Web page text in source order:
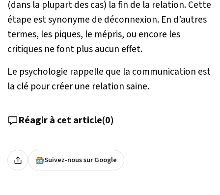
(dans la plupart des cas) la fin de la relation. Cette
étape est synonyme de déconnexion. En d’autres
termes, les piques, le mépris, ou encore les
critiques ne font plus aucun effet.
Le psychologie rappelle que la communication est
la clé pour créer une relation saine.
Réagir à cet article(0)
Suivez-nous sur Google